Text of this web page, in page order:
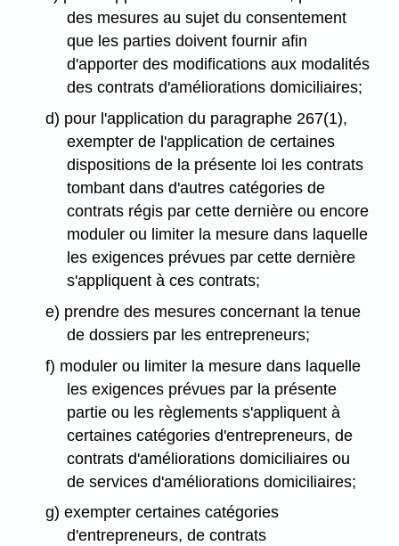
des mesures au sujet du consentement
que les parties doivent fournir afin
d'apporter des modifications aux modalités
des contrats d'améliorations domiciliaires;
d) pour l'application du paragraphe 267(1),
exempter de l'application de certaines
dispositions de la présente loi les contrats
tombant dans d'autres catégories de
contrats régis par cette dernière ou encore
moduler ou limiter la mesure dans laquelle
les exigences prévues par cette dernière
s'appliquent à ces contrats;
e) prendre des mesures concernant la tenue
de dossiers par les entrepreneurs;
f) moduler ou limiter la mesure dans laquelle
les exigences prévues par la présente
partie ou les règlements s'appliquent à
certaines catégories d'entrepreneurs, de
contrats d'améliorations domiciliaires ou
de services d'améliorations domiciliaires;
g) exempter certaines catégories
d'entrepreneurs, de contrats